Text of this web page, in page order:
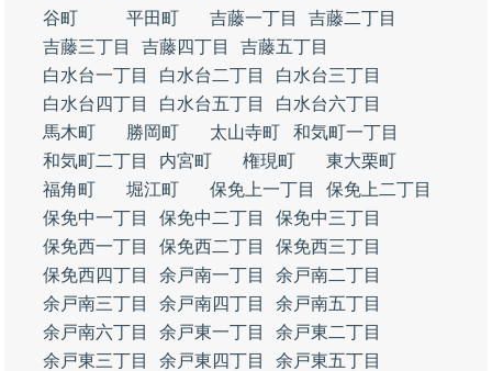
谷町
平田町 吉藤一丁目
吉藤二丁目
吉藤三丁目
吉藤四丁目
吉藤五丁目
白水台一丁目
白水台二丁目
白水台三丁目
白水台四丁目
白水台五丁目
白水台六丁目
馬木町
勝岡町 太山寺町
和気町一丁目
和気町二丁目
内宮町 権現町
東大栗町
福角町
堀江町 保免上一丁目
保免上二丁目
保免中一丁目
保免中二丁目
保免中三丁目
保免西一丁目
保免西二丁目
保免西三丁目
保免西四丁目
余戸南一丁目
余戸南二丁目
余戸南三丁目
余戸南四丁目
余戸南五丁目
余戸南六丁目
余戸東一丁目
余戸東二丁目
余戸東三丁目
余戸東四丁目
余戸東五丁目